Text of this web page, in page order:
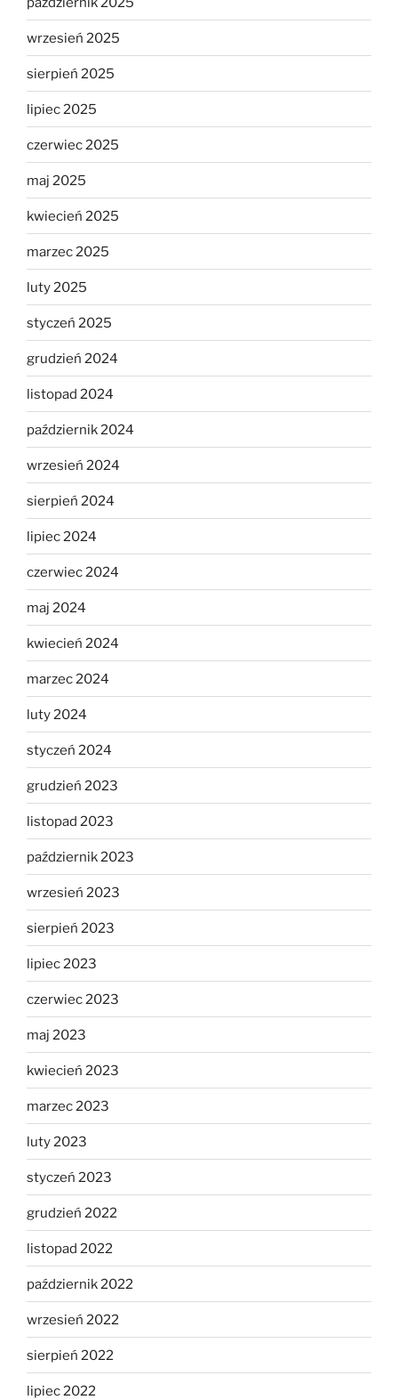
wrzesień 2025
sierpień 2025
lipiec 2025
czerwiec 2025
maj 2025
kwiecień 2025
marzec 2025
luty 2025
styczeń 2025
grudzień 2024
listopad 2024
październik 2024
wrzesień 2024
sierpień 2024
lipiec 2024
czerwiec 2024
maj 2024
kwiecień 2024
marzec 2024
luty 2024
styczeń 2024
grudzień 2023
listopad 2023
październik 2023
wrzesień 2023
sierpień 2023
lipiec 2023
czerwiec 2023
maj 2023
kwiecień 2023
marzec 2023
luty 2023
styczeń 2023
grudzień 2022
listopad 2022
październik 2022
wrzesień 2022
sierpień 2022
lipiec 2022